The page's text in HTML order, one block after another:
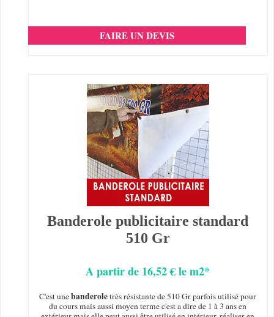
FAIRE UN DEVIS
Banderole publicitaire standard
510 Gr
A partir de 16,52 € le m2*
C'est unebanderoletrès résistante de 510 Gr parfois utilisé pour
du cours mais aussi moyen terme c'est a dire de 1 à 3 ans en